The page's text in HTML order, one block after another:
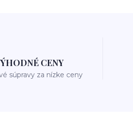
CENY
súpravy za nízke ceny